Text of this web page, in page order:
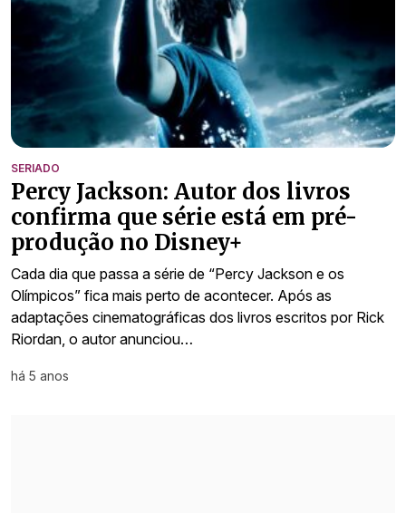
SERIADO
Percy Jackson: Autor dos livros
confirma que série está em pré-
produção no Disney+
Cada dia que passa a série de “Percy Jackson e os
Olímpicos” fica mais perto de acontecer. Após as
adaptações cinematográficas dos livros escritos por Rick
Riordan, o autor anunciou…
há 5 anos